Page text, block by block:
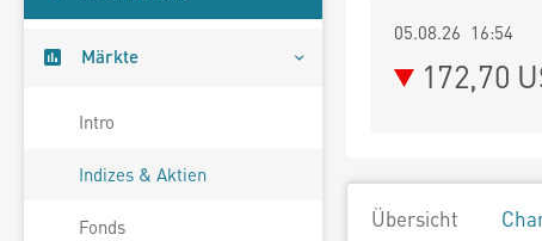
Märkte
Intro
Indizes & Aktien
Fonds
05.08.26 16:54
172,70
Übersicht